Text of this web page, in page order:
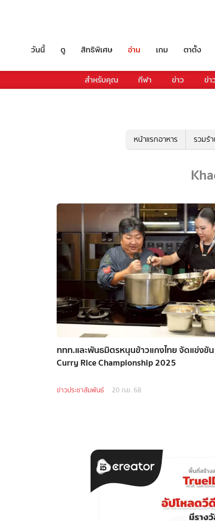
วันนี้ ดู สิทธิพิเศษ อ่าน เกม ตาตั้ง
สำหรับคุณ กีฬา ข่าว ข่า
หน้าแรกอาหาร รวมร้
ททท.และพันธมิตรหนุนข้าวแกงไทย จัดแข่งขัน
Curry Rice Championship 2025
ข่าวประชาสัมพันธ์ 20 ก.ย. 68